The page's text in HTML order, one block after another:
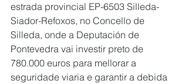
estrada provincial EP-6503 Silleda-
Siador-Refoxos, no Concello de
Silleda, onde a Deputación de
Pontevedra vai investir preto de
780.000 euros para mellorar a
seguridade viaria e garantir a debida